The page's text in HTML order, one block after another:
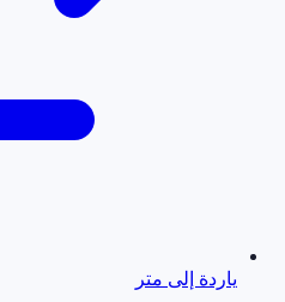
ياردة إلى متر